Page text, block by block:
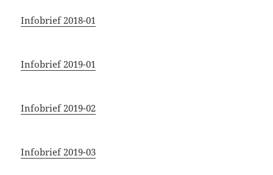
Infobrief 2018-01
Infobrief 2019-01
Infobrief 2019-02
Infobrief 2019-03